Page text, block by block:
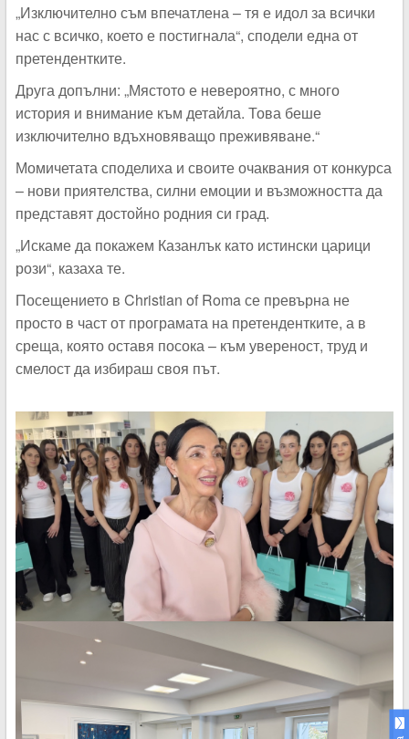
„Изключително съм впечатлена – тя е идол за всички
нас с всичко, което е постигнала“, сподели една от
претендентките.
Друга допълни: „Мястото е невероятно, с много
история и внимание към детайла. Това беше
изключително вдъхновяващо преживяване.“
Момичетата споделиха и своите очаквания от конкурса
– нови приятелства, силни емоции и възможността да
представят достойно родния си град.
„Искаме да покажем Казанлък като истински царици
рози“, казаха те.
Посещението в Christian of Roma се превърна не
просто в част от програмата на претендентките, а в
среща, която оставя посока – към увереност, труд и
смелост да избираш своя път.